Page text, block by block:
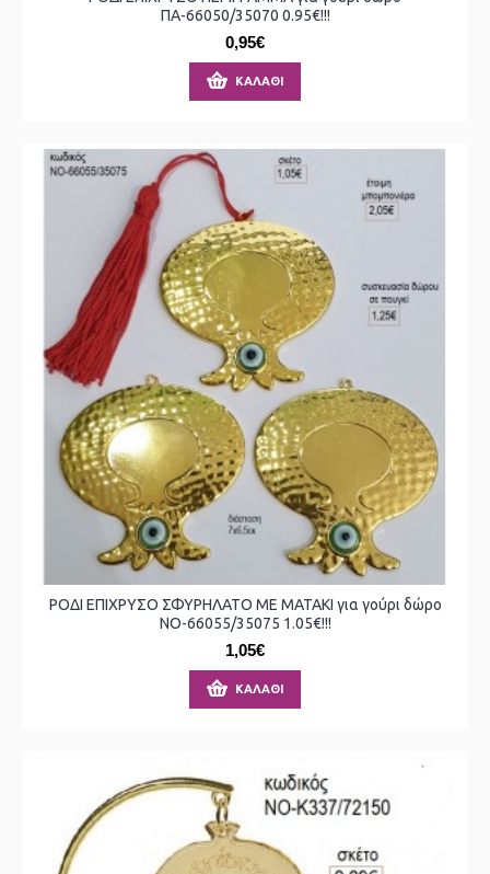
ΠΑ-66050/35070 0.95€!!!
0,95€
ΚΑΛΆΘΙ
ΡΟΔΙ ΕΠΙΧΡΥΣΟ ΣΦΥΡΗΛΑΤΟ ΜΕ ΜΑΤΑΚΙ για γούρι δώρο
ΝΟ-66055/35075 1.05€!!!
1,05€
ΚΑΛΆΘΙ